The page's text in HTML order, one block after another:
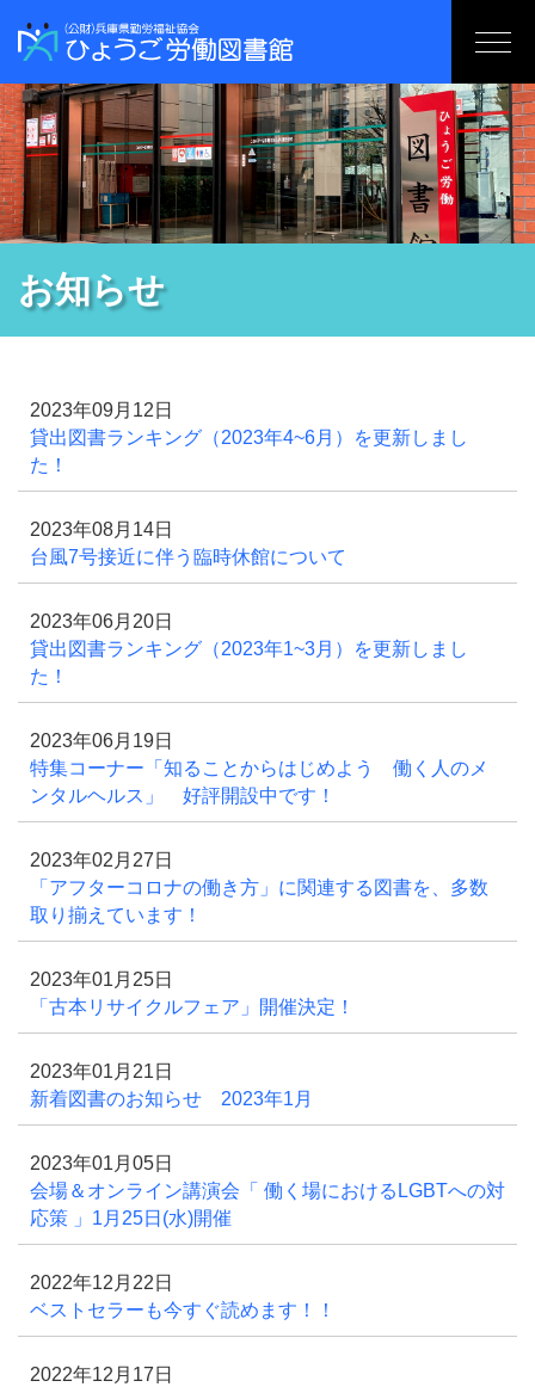
お知らせ
2023年09月12日
貸出図書ランキング（2023年4~6月）を更新しまし
た！
2023年08月14日
台風7号接近に伴う臨時休館について
2023年06月20日
貸出図書ランキング（2023年1~3月）を更新しまし
た！
2023年06月19日
特集コーナー「知ることからはじめよう 働く人のメ
ンタルヘルス」 好評開設中です！
2023年02月27日
「アフターコロナの働き方」に関連する図書を、多数
取り揃えています！
2023年01月25日
「古本リサイクルフェア」開催決定！
2023年01月21日
新着図書のお知らせ 2023年1月
2023年01月05日
会場＆オンライン講演会「 働く場におけるLGBTへの対
応策 」1月25日(水)開催
2022年12月22日
ベストセラーも今すぐ読めます！！
2022年12月17日